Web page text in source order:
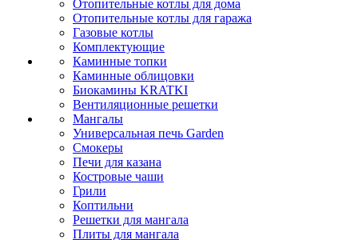
Отопительные котлы для дома
Отопительные котлы для гаража
Газовые котлы
Комплектующие
Каминные топки
Каминные облицовки
Биокамины KRATKI
Вентиляционные решетки
Мангалы
Универсальная печь Garden
Смокеры
Печи для казана
Костровые чаши
Грили
Коптильни
Решетки для мангала
Плиты для мангала